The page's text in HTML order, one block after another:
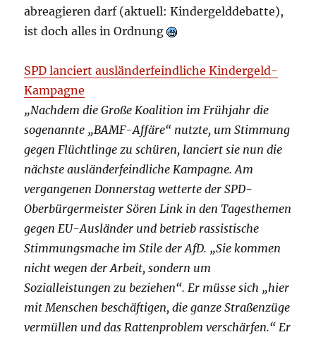
abreagieren darf (aktuell: Kindergelddebatte),
ist doch alles in Ordnung
SPD lanciert ausländerfeindliche Kindergeld-
Kampagne
„Nachdem die Große Koalition im Frühjahr die
sogenannte „BAMF-Affäre“ nutzte, um Stimmung
gegen Flüchtlinge zu schüren, lanciert sie nun die
nächste ausländerfeindliche Kampagne. Am
vergangenen Donnerstag wetterte der SPD-
Oberbürgermeister Sören Link in den Tagesthemen
gegen EU-Ausländer und betrieb rassistische
Stimmungsmache im Stile der AfD. „Sie kommen
nicht wegen der Arbeit, sondern um
Sozialleistungen zu beziehen“. Er müsse sich „hier
mit Menschen beschäftigen, die ganze Straßenzüge
vermüllen und das Rattenproblem verschärfen.“ Er